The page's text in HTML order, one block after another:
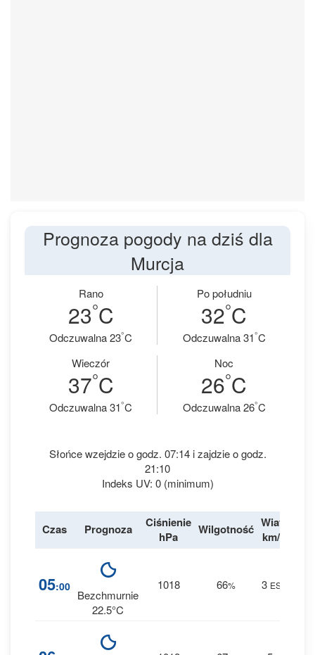
Prognoza pogody na dziś dla
Murcja
Rano
23°C
Odczuwalna 23°C
Po południu
32°C
Odczuwalna 31°C
Wieczór
37°C
Odczuwalna 31°C
Noc
26°C
Odczuwalna 26°C
Słońce wzejdzie o godz. 07:14 i zajdzie o godz.
21:10
Indeks UV: 0 (minimum)
Czas Prognoza
Ciśnienie
hPa
Wilgotność Wiatr
km/h
05:00
Bezchmurnie
22.5°C
1018 66% 3 ESE